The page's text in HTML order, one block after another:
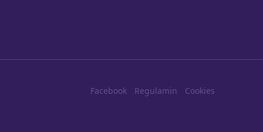
Facebook Regulamin Cookies